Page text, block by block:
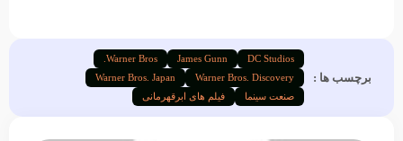
برچسب ها :
DC Studios
James Gunn
Warner Bros.
Warner Bros. Discovery
Warner Bros. Japan
صنعت سینما
فیلم های ابرقهرمانی